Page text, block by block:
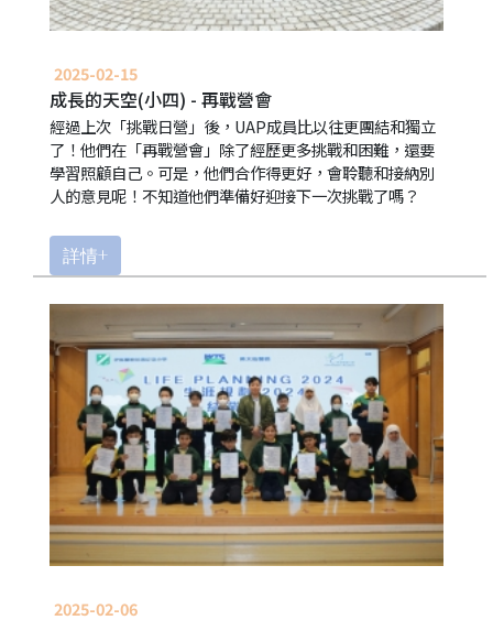
2025-02-15
成長的天空(小四) - 再戰營會
經過上次「挑戰日營」後，UAP成員比以往更團結和獨立
了！他們在「再戰營會」除了經歷更多挑戰和困難，還要
學習照顧自己。可是，他們合作得更好，會聆聽和接納別
人的意見呢！不知道他們準備好迎接下一次挑戰了嗎？
詳情+
2025-02-06